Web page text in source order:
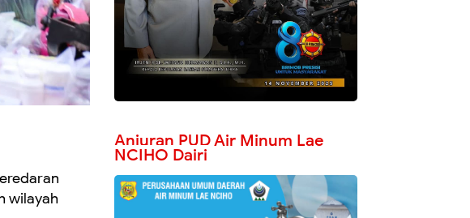
wilayah
Anjuran PUD Air Minum Lae
NCIHO Dairi